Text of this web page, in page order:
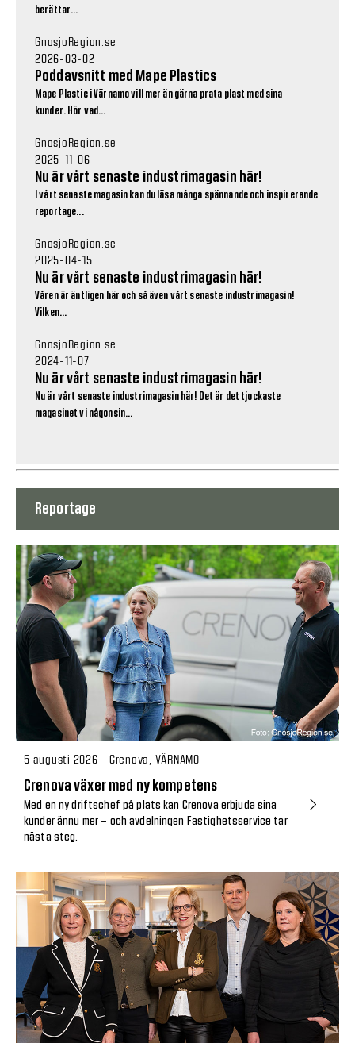
berättar...
GnosjoRegion.se
2026-03-02
Poddavsnitt med Mape Plastics
Mape Plastic i Värnamo vill mer än gärna prata plast med sina
kunder. Hör vad...
GnosjoRegion.se
2025-11-06
Nu är vårt senaste industrimagasin här!
I vårt senaste magasin kan du läsa många spännande och inspirerande
reportage...
GnosjoRegion.se
2025-04-15
Nu är vårt senaste industrimagasin här!
Våren är äntligen här och så även vårt senaste industrimagasin!
Vilken...
GnosjoRegion.se
2024-11-07
Nu är vårt senaste industrimagasin här!
Nu är vårt senaste industrimagasin här! Det är det tjockaste
magasinet vi någonsin...
Reportage
5 augusti 2026 - Crenova, VÄRNAMO
Crenova växer med ny kompetens
Med en ny driftschef på plats kan Crenova erbjuda sina
kunder ännu mer – och avdelningen Fastighetsservice tar
nästa steg.